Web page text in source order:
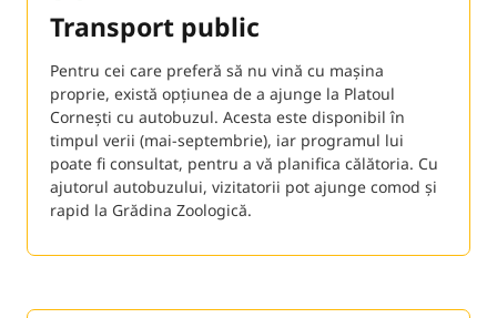
Transport public
Pentru cei care preferă să nu vină cu mașina
proprie, există opțiunea de a ajunge la Platoul
Cornești cu autobuzul. Acesta este disponibil în
timpul verii (mai-septembrie), iar programul lui
poate fi consultat, pentru a vă planifica călătoria. Cu
ajutorul autobuzului, vizitatorii pot ajunge comod și
rapid la Grădina Zoologică.